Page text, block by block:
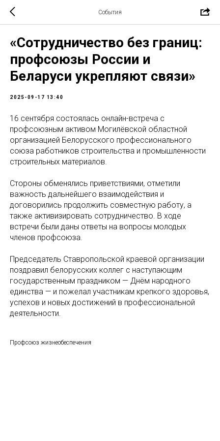
События
«Сотрудничество без границ:
профсоюзы России и
Беларуси укрепляют связи»
2025-09-17 13:40
16 сентября состоялась онлайн-встреча с
профсоюзным активом Могилёвской областной
организацией Белорусского профессионального
союза работников строительства и промышленности
строительных материалов.
Стороны обменялись приветствиями, отметили
важность дальнейшего взаимодействия и
договорились продолжить совместную работу, а
также активизировать сотрудничество. В ходе
встречи были даны ответы на вопросы молодых
членов профсоюза.
Председатель Ставропольской краевой организации
поздравил белорусских коллег с наступающим
государственным праздником — Днём народного
единства — и пожелал участникам крепкого здоровья,
успехов и новых достижений в профессиональной
деятельности.
Профсоюз жизнеобеспечения